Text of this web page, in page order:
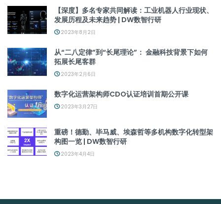
【深度】多名专家共同解读：工业机器人行业现状、
发展历程及未来趋势 | DW数智行研
2023年8月2日
从“二八定律”到“长尾理论”： 金融科技背景下如何
拓展长尾客群
2023年2月6日
数字化运营架构师CDO认证培训首期公开课
2023年3月27日
重磅！德勤、毕马威、埃森哲等多机构数字化转型架
构图一览 | DW数智行研
2023年4月4日